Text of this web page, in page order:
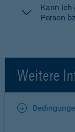
Kann ich
Person
Weitere